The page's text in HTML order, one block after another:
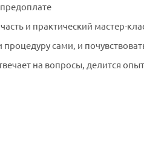
и практический мастер-
сами, и
на вопросы, делится